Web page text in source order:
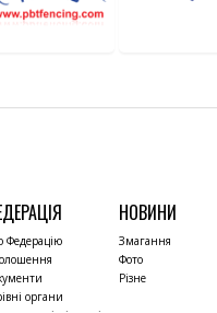
Федерацію
органи
НОВИНИ
Змагання
Фото
Різне